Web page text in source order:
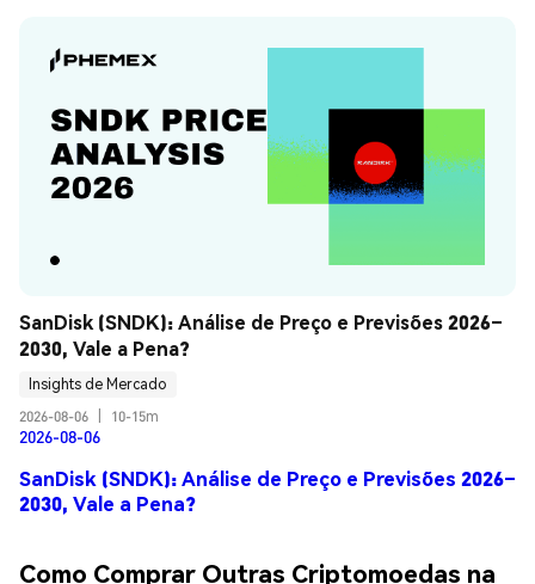
SanDisk (SNDK): Análise de Preço e Previsões 2026–
2030, Vale a Pena?
Insights de Mercado
2026-08-06
10-15m
2026-08-06
SanDisk (SNDK): Análise de Preço e Previsões 2026–
2030, Vale a Pena?
Como Comprar Outras Criptomoedas na